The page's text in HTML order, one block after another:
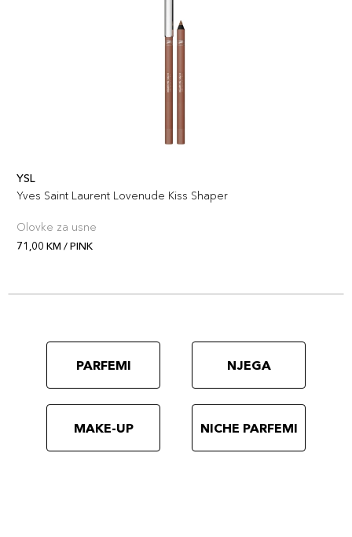
YSL
Yves Saint Laurent Lovenude Kiss Shaper
Olovke za usne
71,00 KM / PINK
PARFEMI NJEGA
MAKE-UP NICHE PARFEMI